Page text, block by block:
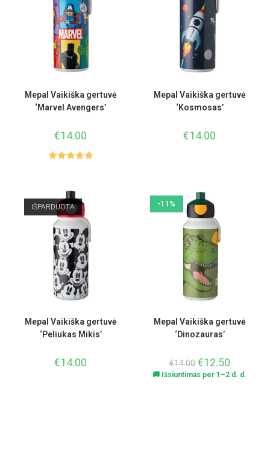
Mepal Vaikiška gertuvė
‘Marvel Avengers’
€14.00
Mepal Vaikiška gertuvė
‘Kosmosas’
€14.00
IŠPARDUOTA
Mepal Vaikiška gertuvė
‘Peliukas Mikis’
€14.00
-11%
Mepal Vaikiška gertuvė
‘Dinozauras’
€14.00 €12.50
🚚 Išsiuntimas per 1–2 d. d.